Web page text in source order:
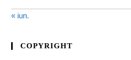
« iun.
COPYRIGHT